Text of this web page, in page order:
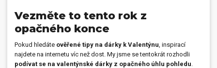
Doplňky do kanceláře, domácnosti, auta
Přívěsky, dog tagy, odznaky
Tašky, vaky, ruksaky
Vezměte to tento rok z
opačného konce
Pokud hledáte ověřené tipy na dárky k Valentýnu, inspirací
najdete na internetu víc než dost. My jsme se tentokrát rozhodli
podívat se na valentýnské dárky z opačného úhlu pohledu.